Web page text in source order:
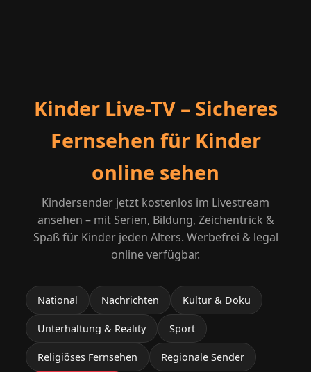
Kinder Live-TV – Sicheres
Fernsehen für Kinder
online sehen
Kindersender jetzt kostenlos im Livestream
ansehen – mit Serien, Bildung, Zeichentrick &
Spaß für Kinder jeden Alters. Werbefrei & legal
online verfügbar.
National Nachrichten Kultur & Doku
Unterhaltung & Reality Sport
Religiöses Fernsehen Regionale Sender